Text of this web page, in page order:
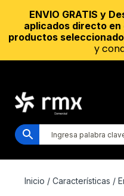
Inicio / Características /
ENVIO GRATIS y
aplicados directo
productos
y